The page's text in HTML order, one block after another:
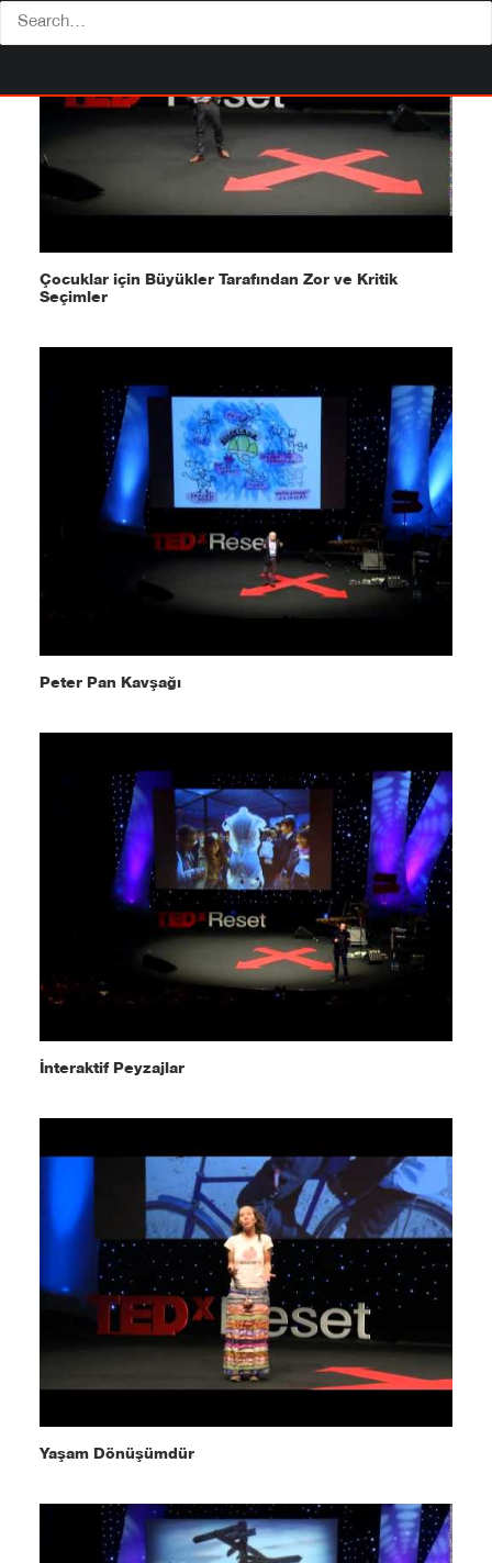
Çocuklar için Büyükler Tarafından Zor ve Kritik
Seçimler
Peter Pan Kavşağı
İnteraktif Peyzajlar
Yaşam Dönüşümdür